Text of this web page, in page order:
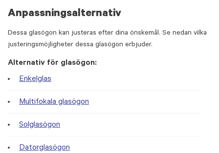
Anpassningsalternativ
Dessa glasögon kan justeras efter dina önskemål. Se nedan vilka
justeringsmöjligheter dessa glasögon erbjuder.
Alternativ för glasögon:
Enkelglas
Multifokala glasögon
Solglasögon
Datorglasögon